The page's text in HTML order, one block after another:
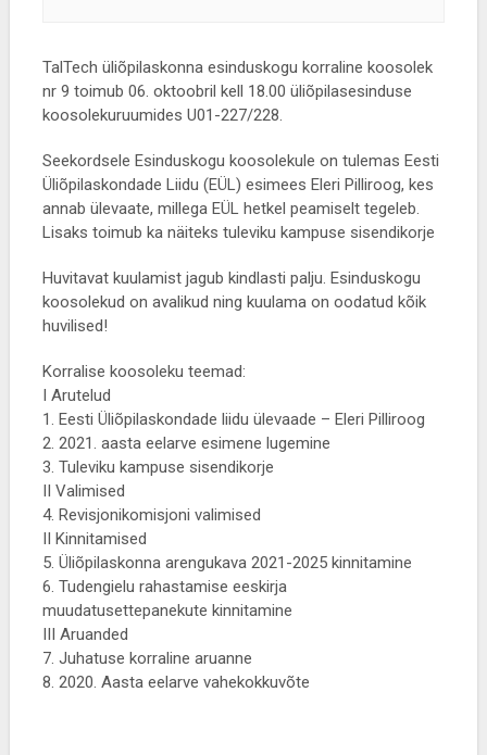
TalTech üliõpilaskonna esinduskogu korraline koosolek
nr 9 toimub 06. oktoobril kell 18.00 üliõpilasesinduse
koosolekuruumides U01-227/228.
Seekordsele Esinduskogu koosolekule on tulemas Eesti
Üliõpilaskondade Liidu (EÜL) esimees Eleri Pilliroog, kes
annab ülevaate, millega EÜL hetkel peamiselt tegeleb.
Lisaks toimub ka näiteks tuleviku kampuse sisendikorje
Huvitavat kuulamist jagub kindlasti palju. Esinduskogu
koosolekud on avalikud ning kuulama on oodatud kõik
huvilised!
Korralise koosoleku teemad:
I Arutelud
1. Eesti Üliõpilaskondade liidu ülevaade – Eleri Pilliroog
2. 2021. aasta eelarve esimene lugemine
3. Tuleviku kampuse sisendikorje
II Valimised
4. Revisjonikomisjoni valimised
II Kinnitamised
5. Üliõpilaskonna arengukava 2021-2025 kinnitamine
6. Tudengielu rahastamise eeskirja
muudatusettepanekute kinnitamine
III Aruanded
7. Juhatuse korraline aruanne
8. 2020. Aasta eelarve vahekokkuvõte